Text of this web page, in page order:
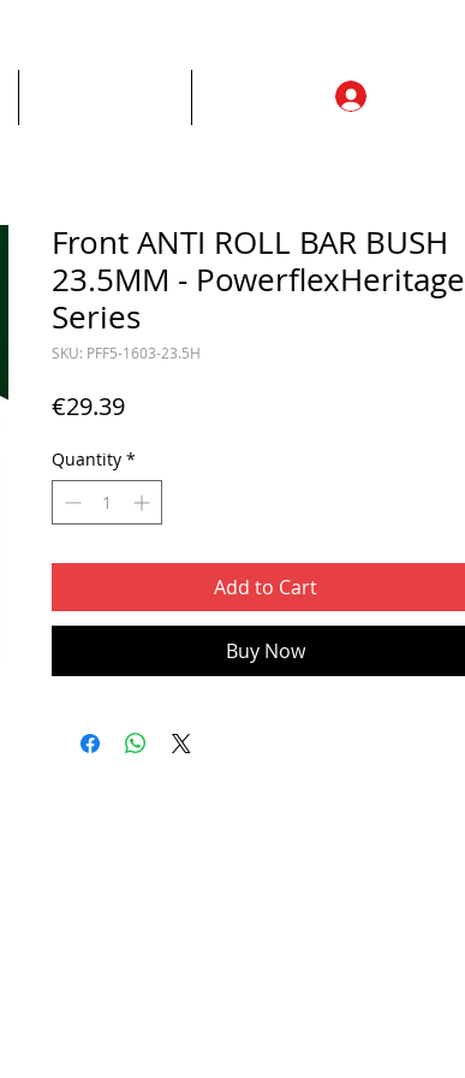
Front ANTI ROLL BAR BUSH
23.5MM - PowerflexHeritage
Series
SKU: PFF5-1603-23.5H
€29.39Price
Quantity *
Add to Cart
Buy Now